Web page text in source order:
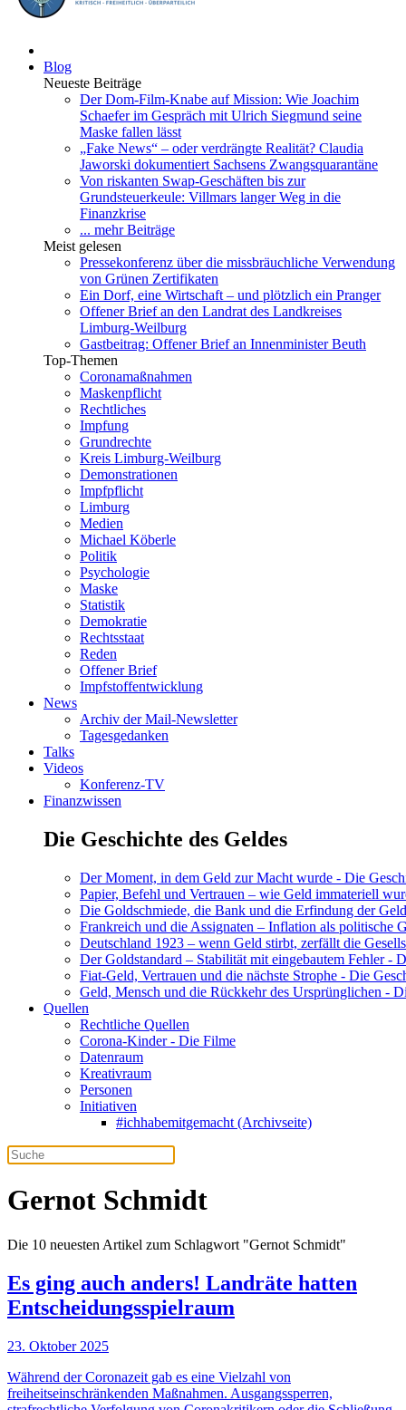
Blog
Neueste Beiträge
Der Dom-Film-Knabe auf Mission: Wie Joachim
Schaefer im Gespräch mit Ulrich Siegmund seine
Maske fallen lässt
„Fake News“ – oder verdrängte Realität? Claudia
Jaworski dokumentiert Sachsens Zwangsquarantäne
Von riskanten Swap-Geschäften bis zur
Grundsteuerkeule: Villmars langer Weg in die
Finanzkrise
... mehr Beiträge
Meist gelesen
Pressekonferenz über die missbräuchliche Verwendung
von Grünen Zertifikaten
Ein Dorf, eine Wirtschaft – und plötzlich ein Pranger
Offener Brief an den Landrat des Landkreises
Limburg-Weilburg
Gastbeitrag: Offener Brief an Innenminister Beuth
Top-Themen
Coronamaßnahmen
Maskenpflicht
Rechtliches
Impfung
Grundrechte
Kreis Limburg-Weilburg
Demonstrationen
Impfpflicht
Limburg
Medien
Michael Köberle
Politik
Psychologie
Maske
Statistik
Demokratie
Rechtsstaat
Reden
Offener Brief
Impfstoffentwicklung
News
Archiv der Mail-Newsletter
Tagesgedanken
Talks
Videos
Konferenz-TV
Finanzwissen
Die Geschichte des Geldes
Der Moment, in dem Geld zur Macht wurde - Die
Papier, Befehl und Vertrauen – wie Geld immateriell
Die Goldschmiede, die Bank und die Erfindung der
Frankreich und die Assignaten – Inflation als politische
Deutschland 1923 – wenn Geld stirbt, zerfällt die
Der Goldstandard – Stabilität mit eingebautem Fehler -
Fiat-Geld, Vertrauen und die nächste Strophe - Die
Geld, Mensch und die Rückkehr des Ursprünglichen -
Quellen
Rechtliche Quellen
Corona-Kinder - Die Filme
Datenraum
Kreativraum
Personen
Initiativen
#ichhabemitgemacht (Archivseite)
Gernot Schmidt
Die 10 neuesten Artikel zum Schlagwort "Gernot Schmidt"
Es ging auch anders! Landräte hatten
Entscheidungsspielraum
23. Oktober 2025
Während der Coronazeit gab es eine Vielzahl von
freiheitseinschränkenden Maßnahmen. Ausgangssperren,